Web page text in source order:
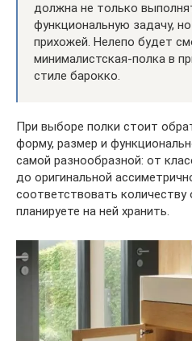
должна не только
функциональную задачу,
прихожей. Нелепо будет
минималистская-полка в
стиле барокко.
При выборе полки стоит
форму, размер и
самой разнообразной: от
до оригинальной
соответствовать
планируете на ней хранить.